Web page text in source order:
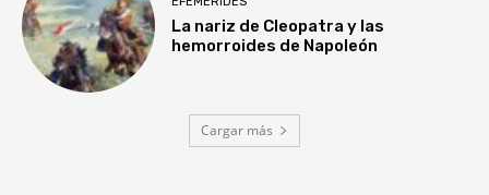
La nariz de Cleopatra y las
hemorroides de Napoleón
Cargar más